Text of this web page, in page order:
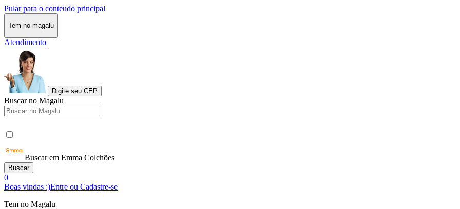
Pular para o conteudo principal
Tem no magalu
Atendimento
Digite seu CEP
Buscar no Magalu
Buscar em Emma Colchões
Buscar
0
Boas vindas :)Entre ou Cadastre-se
Tem no Magalu